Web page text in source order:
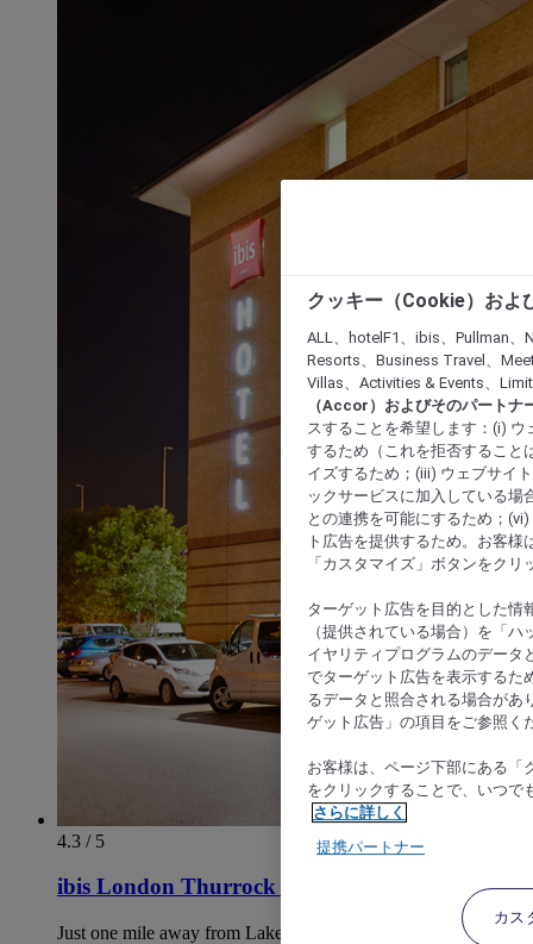
4.3 / 5
ibis London Thurrock M25
Just one mile away from Lakeside shopping centre
クッキー（Cookie）およ
ALL、hotelF1、ibis、Pullman
Resorts、Business Travel、
Villas、Activities & Events、
（Accor）およびそのパートナ
スすることを希望します：(i)
するため（これを拒否すること
イズするため；(iii) ウェブサイ
ックサービスに加入している場
との連携を可能にするため；
ト広告を提供するため。お客
「カスタマイズ」ボタンをク
ターゲット広告を目的とした情
（提供されている場合）を「
イヤリティプログラムのデータ
でターゲット広告を表示するた
るデータと照合される場合があ
ゲット広告」の項目をご参照く
お客様は、ページ下部にある「
をクリックすることで、いつで
さらに詳しく
提携パートナー
カス